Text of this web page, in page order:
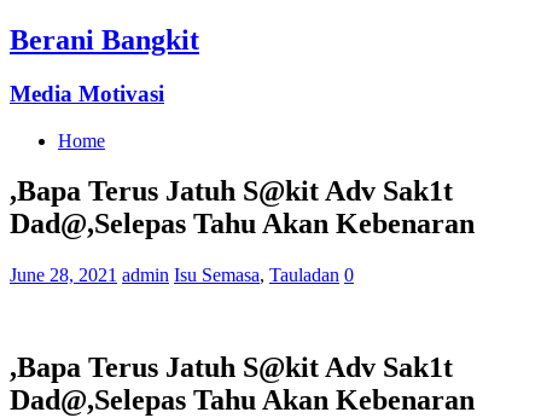
Berani Bangkit
Media Motivasi
Home
,Bapa Terus Jatuh S@kit Adv Sak1t
Dad@,Selepas Tahu Akan Kebenaran
June 28, 2021 admin Isu Semasa, Tauladan 0
,Bapa Terus Jatuh S@kit Adv Sak1t
Dad@,Selepas Tahu Akan Kebenaran